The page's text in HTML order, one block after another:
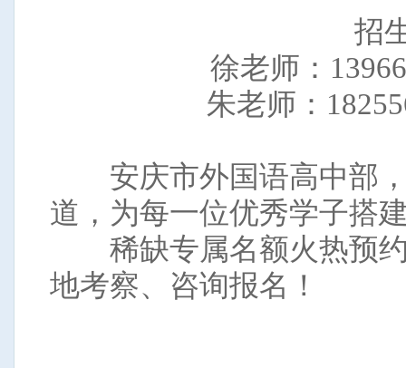
招
徐老师：
朱老师：
安庆市外国语高中部，
道，为每一位优秀学子搭
稀缺专属名额火热预约
地考察、咨询报名！